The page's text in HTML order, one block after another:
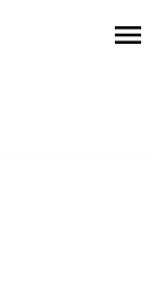
menu